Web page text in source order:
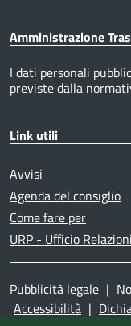
Amministrazione
I dati personali
previste dalla
Link utili
Avvisi
Agenda del consiglio
Come fare per
URP - Ufficio
Pubblicità legale |
Accessibilità |